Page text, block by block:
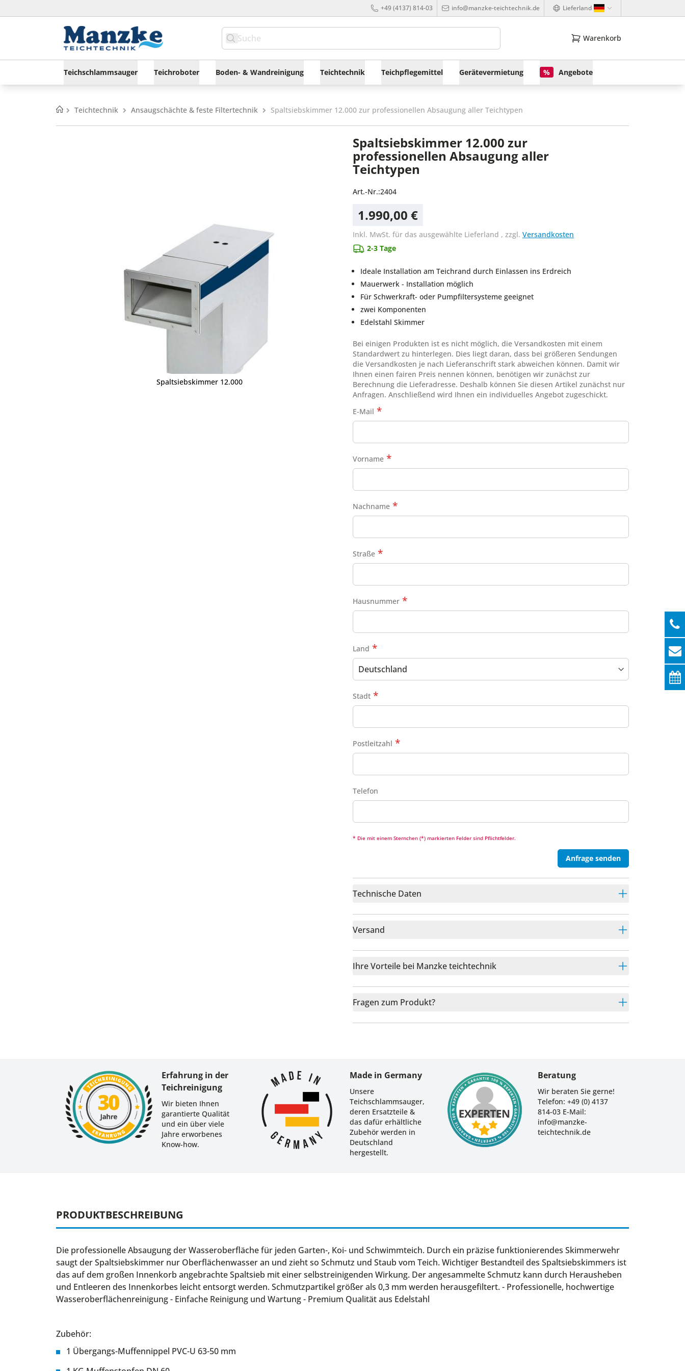
+49 (4137) 814-03 info@manzke-teichtechnik.de Lieferland
Warenkorb
Teichschlammsauger Teichroboter Boden- & Wandreinigung Teichtechnik Teichpflegemittel Gerätevermietung % Angebote
Home
Teichtechnik Ansaugschächte & feste Filtertechnik Spaltsiebskimmer 12.000 zur professionellen Absaugung aller Teichtypen
Spaltsiebskimmer 12.000
Spaltsiebskimmer 12.000 zur
professionellen Absaugung aller
Teichtypen
Art.-Nr.:2404
1.990,00 €
Inkl. MwSt. für das ausgewählte Lieferland , zzgl. Versandkosten
2-3 Tage
Ideale Installation am Teichrand durch Einlassen ins Erdreich
Mauerwerk - Installation möglich
Für Schwerkraft- oder Pumpfiltersysteme geeignet
zwei Komponenten
Edelstahl Skimmer
Bei einigen Produkten ist es nicht möglich, die Versandkosten mit einem
Standardwert zu hinterlegen. Dies liegt daran, dass bei größeren Sendungen
die Versandkosten je nach Lieferanschrift stark abweichen können. Damit wir
Ihnen einen fairen Preis nennen können, benötigen wir zunächst zur
Berechnung die Lieferadresse. Deshalb können Sie diesen Artikel zunächst nur
Anfragen. Anschließend wird Ihnen ein individuelles Angebot zugeschickt.
E-Mail
Vorname
Nachname
Straße
Hausnummer
Land
Stadt
Postleitzahl
Telefon
* Die mit einem Sternchen (*) markierten Felder sind Pflichtfelder.
Anfrage senden
Technische Daten
Versand
Ihre Vorteile bei Manzke teichtechnik
Fragen zum Produkt?
Erfahrung in der
Teichreinigung
Wir bieten Ihnen
garantierte Qualität
und ein über viele
Jahre erworbenes
Know-how.
Made in Germany
Unsere
Teichschlammsauger,
deren Ersatzteile &
das dafür erhältliche
Zubehör werden in
Deutschland
hergestellt.
Beratung
Wir beraten Sie gerne!
Telefon: +49 (0) 4137
814-03 E-Mail:
info@manzke-
teichtechnik.de
PRODUKTBESCHREIBUNG
Die professionelle Absaugung der Wasseroberfläche für jeden Garten-, Koi- und Schwimmteich. Durch ein präzise funktionierendes Skimmerwehr
saugt der Spaltsiebskimmer nur Oberflächenwasser an und zieht so Schmutz und Staub vom Teich. Wichtiger Bestandteil des Spaltsiebskimmers ist
das auf dem großen Innenkorb angebrachte Spaltsieb mit einer selbstreinigenden Wirkung. Der angesammelte Schmutz kann durch Herausheben
und Entleeren des Innenkorbes leicht entsorgt werden. Schmutzpartikel größer als 0,3 mm werden herausgefiltert. - Professionelle, hochwertige
Wasseroberflächenreinigung - Einfache Reinigung und Wartung - Premium Qualität aus Edelstahl
Zubehör:
1 Übergangs-Muffennippel PVC-U 63-50 mm